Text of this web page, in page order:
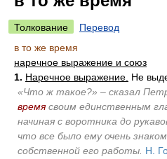
Толкование
Перевод
в то же время
наречное выражение и союз
1. Наречное выражение. Не
«Что ж такое?» – сказал
время своим единственным
начиная с воротника до
что все было ему очень
собственной его работы. Н.